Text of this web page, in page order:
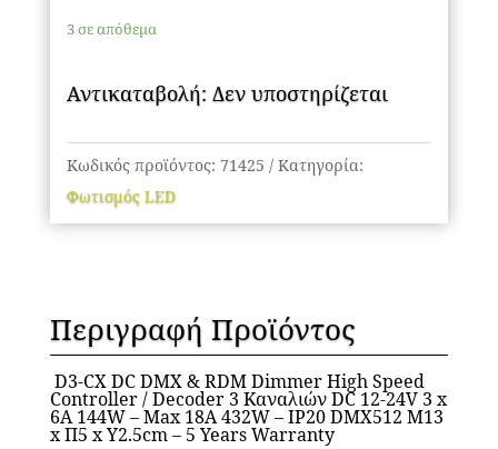
3 σε απόθεμα
Αντικαταβολή: Δεν υποστηρίζεται
Κωδικός προϊόντος: 71425
Κατηγορία:
Φωτισμός LED
Περιγραφή Προϊόντος
D3-CX DC DMX & RDM Dimmer High Speed
Controller / Decoder 3 Καναλιών DC 12-24V 3 x
6A 144W – Max 18A 432W – IP20 DMX512 Μ13
x Π5 x Υ2.5cm – 5 Years Warranty